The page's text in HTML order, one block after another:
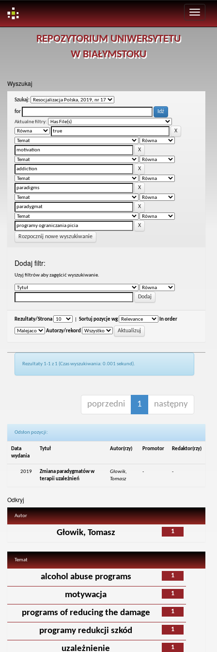
REPOZYTORIUM UNIWERSYTETU
W BIAŁYMSTOKU
Wyszukaj
Szukaj:
for
Aktualne filtry:
Rozpocznij nowe wyszukiwanie
Dodaj filtr:
Uzyj filtrów aby zagęścić wyszukiwanie.
Rezultaty/Strona Sortuj pozycje wg In order
Autorzy/rekord
Rezultaty 1-1 z 1 (Czas wyszukiwania: 0.001 sekund).
poprzedni 1 następny
Odsłon pozycji:
Data
wydania
Tytuł Autor(rzy) Promotor Redaktor(rzy)
2019
Zmiana paradygmatów w
terapii uzależnień
Głowik,
Tomasz
- -
Odkryj
Autor
1
Głowik, Tomasz
Temat
1
alcohol abuse programs
1
motywacja
1
programs of reducing the damage
1
programy redukcji szkód
1
uzależnienie